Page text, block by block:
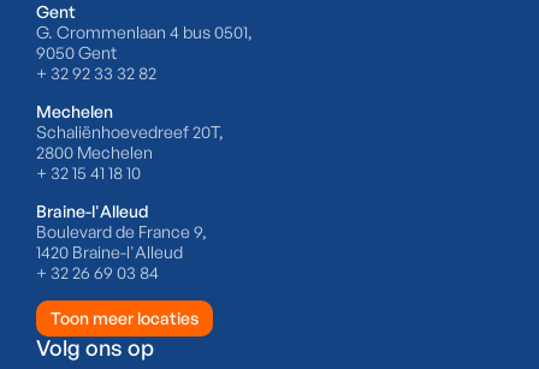
Gent
G. Crommenlaan 4 bus 0501,
9050 Gent
+ 32 92 33 32 82
Mechelen
Schaliënhoevedreef 20T,
2800 Mechelen
+ 32 15 41 18 10
Braine-l'Alleud
Boulevard de France 9,
1420 Braine-l'Alleud
+ 32 26 69 03 84
Toon meer locaties
Volg ons op